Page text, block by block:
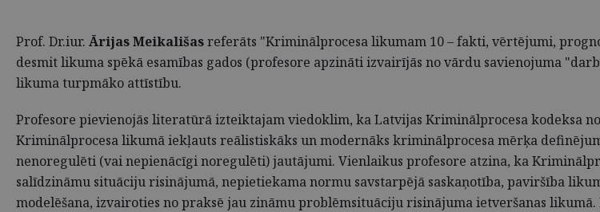
Prof. Dr.iur. Ārijas Meikališasreferāts "Kriminālprocesa likumam 10 – fakti, vērtējumi,
desmit likuma spēkā esamības gados (profesore apzināti izvairījās no vārdu savienojuma
likuma turpmāko attīstību.
Profesore pievienojās literatūrā izteiktajam viedoklim, ka Latvijas Kriminālprocesa kodeksa
Kriminālprocesa likumā iekļauts reālistiskāks un modernāks kriminālprocesa mērķa
nenoregulēti (vai nepienācīgi noregulēti) jautājumi. Vienlaikus profesore atzina, ka
salīdzināmu situāciju risinājumā, nepietiekama normu savstarpējā saskaņotība, paviršība
modelēšana, izvairoties no praksē jau zināmu problēmsituāciju risinājuma ietveršanas